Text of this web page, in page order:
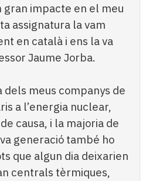
gran impacte en el meu
assignatura la vam
en català i ens la va
Jaume Jorba.
dels meus companys de
a l’energia nuclear,
causa, i la majoria de
generació també ho
que algun dia deixarien
centrals tèrmiques,